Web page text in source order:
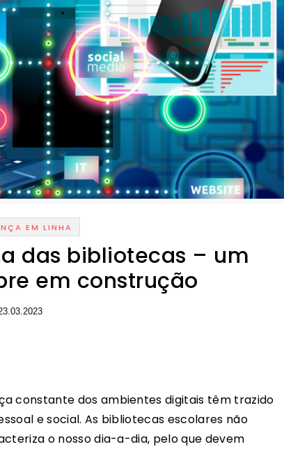
EM LINHA
das bibliotecas – um
em construção
constante dos ambientes digitais têm trazido
e social. As bibliotecas escolares não
o nosso dia-a-dia, pelo que devem